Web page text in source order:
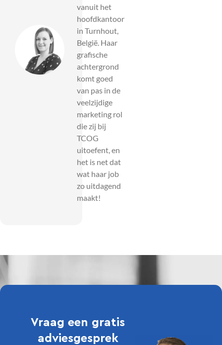
vanuit het
hoofdkantoor
in Turnhout,
België. Haar
grafische
achtergrond
komt goed
van pas in de
veelzijdige
marketing rol
die zij bij
TCOG
uitoefent, en
het is net dat
wat haar job
zo uitdagend
maakt!
Vraag een gratis
adviesgesprek